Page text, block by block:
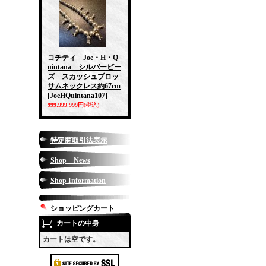
コチティ Joe・H・Q
uintana シルバービー
ズ スカッシュブロッ
サムネックレス約67cm
[JoeHQuintana107]
999,999,999円(税込)
特定商取引法表示
Shop News
Shop Information
ショッピングカート
カートの中身
カートは空です。